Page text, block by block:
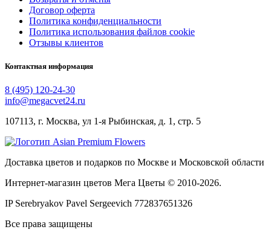
Договор оферта
Политика конфиденциальности
Политика использования файлов cookie
Отзывы клиентов
Контактная информация
8 (495) 120-24-30
info@megacvet24.ru
107113, г. Москва, ул 1-я Рыбинская, д. 1, стр. 5
Доставка цветов и подарков по Москве и Московской области
Интернет-магазин цветов Мега Цветы © 2010-2026.
IP Serebryakov Pavel Sergeevich 772837651326
Все права защищены